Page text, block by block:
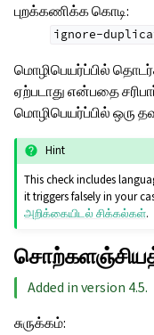
புறக்கணிக்க கொடி:
ignore-
மொழிபெயர்ப்பில்
ஏற்படாது என்பதை
மொழிபெயர்ப்பில் ஒரு
Hint
This check includes
it triggers falsely in your
அறிக்கையிடல் சிக்கல்கள்.
Added in version 4.5.
சுருக்கம்: